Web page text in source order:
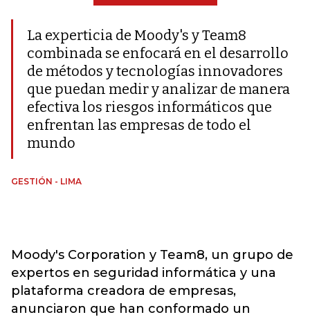
La experticia de Moody's y Team8
combinada se enfocará en el desarrollo
de métodos y tecnologías innovadores
que puedan medir y analizar de manera
efectiva los riesgos informáticos que
enfrentan las empresas de todo el
mundo
GESTIÓN - LIMA
Moody's Corporation y Team8, un grupo de
expertos en seguridad informática y una
plataforma creadora de empresas,
anunciaron que han conformado un